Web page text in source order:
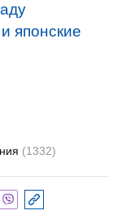
японские
(1332)